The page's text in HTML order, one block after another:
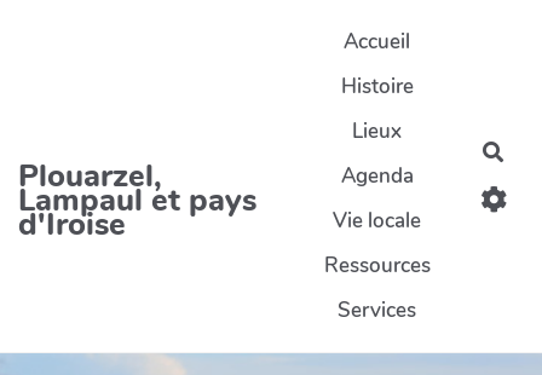
Plouarzel,
Lampaul et pays
d'Iroise
Accueil
Histoire
Lieux
Agenda
Vie locale
Ressources
Services